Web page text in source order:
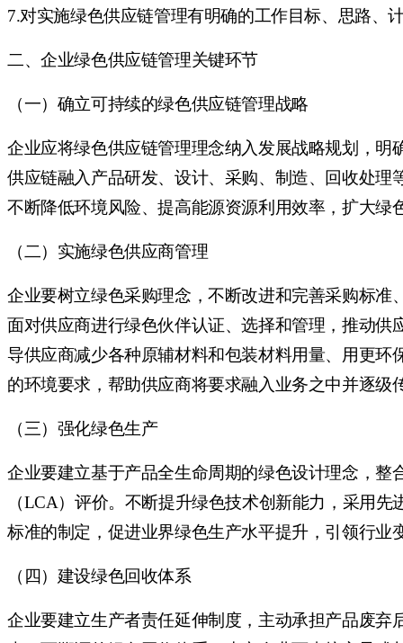
7.对实施绿色供应链管理有明确的工作目标、思路、
二、企业绿色供应链管理关键环节
（一）确立可持续的绿色供应链管理战略
企业应将绿色供应链管理理念纳入发展战略规划，
供应链融入产品研发、设计、采购、制造、回收处
不断降低环境风险、提高能源资源利用效率，扩大绿
（二）实施绿色供应商管理
企业要树立绿色采购理念，不断改进和完善采购标
面对供应商进行绿色伙伴认证、选择和管理，推动
导供应商减少各种原辅材料和包装材料用量、用更
的环境要求，帮助供应商将要求融入业务之中并逐级
（三）强化绿色生产
企业要建立基于产品全生命周期的绿色设计理念，
（LCA）评价。不断提升绿色技术创新能力，采用
标准的制定，促进业界绿色生产水平提升，引领行业
（四）建设绿色回收体系
企业要建立生产者责任延伸制度，主动承担产品废